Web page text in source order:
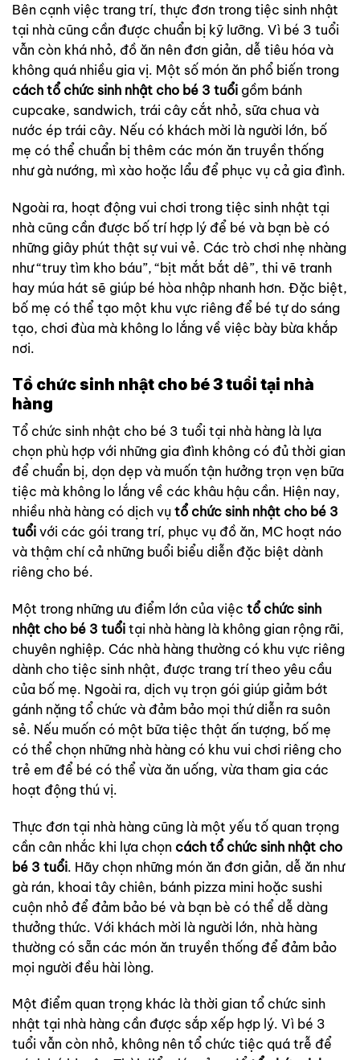
Bên cạnh việc trang trí, thực đơn trong tiệc sinh nhật
tại nhà cũng cần được chuẩn bị kỹ lưỡng. Vì bé 3 tuổi
vẫn còn khá nhỏ, đồ ăn nên đơn giản, dễ tiêu hóa và
không quá nhiều gia vị. Một số món ăn phổ biến trong
cách tổ chức sinh nhật cho bé 3 tuổi gồm bánh
cupcake, sandwich, trái cây cắt nhỏ, sữa chua và
nước ép trái cây. Nếu có khách mời là người lớn, bố
mẹ có thể chuẩn bị thêm các món ăn truyền thống
như gà nướng, mì xào hoặc lẩu để phục vụ cả gia đình.
Ngoài ra, hoạt động vui chơi trong tiệc sinh nhật tại
nhà cũng cần được bố trí hợp lý để bé và bạn bè có
những giây phút thật sự vui vẻ. Các trò chơi nhẹ nhàng
như “truy tìm kho báu”, “bịt mắt bắt dê”, thi vẽ tranh
hay múa hát sẽ giúp bé hòa nhập nhanh hơn. Đặc biệt,
bố mẹ có thể tạo một khu vực riêng để bé tự do sáng
tạo, chơi đùa mà không lo lắng về việc bày bừa khắp
nơi.
Tổ chức sinh nhật cho bé 3 tuổi tại nhà
hàng
Tổ chức sinh nhật cho bé 3 tuổi tại nhà hàng là lựa
chọn phù hợp với những gia đình không có đủ thời gian
để chuẩn bị, dọn dẹp và muốn tận hưởng trọn vẹn bữa
tiệc mà không lo lắng về các khâu hậu cần. Hiện nay,
nhiều nhà hàng có dịch vụ tổ chức sinh nhật cho bé 3
tuổi với các gói trang trí, phục vụ đồ ăn, MC hoạt náo
và thậm chí cả những buổi biểu diễn đặc biệt dành
riêng cho bé.
Một trong những ưu điểm lớn của việc tổ chức sinh
nhật cho bé 3 tuổi tại nhà hàng là không gian rộng rãi,
chuyên nghiệp. Các nhà hàng thường có khu vực riêng
dành cho tiệc sinh nhật, được trang trí theo yêu cầu
của bố mẹ. Ngoài ra, dịch vụ trọn gói giúp giảm bớt
gánh nặng tổ chức và đảm bảo mọi thứ diễn ra suôn
sẻ. Nếu muốn có một bữa tiệc thật ấn tượng, bố mẹ
có thể chọn những nhà hàng có khu vui chơi riêng cho
trẻ em để bé có thể vừa ăn uống, vừa tham gia các
hoạt động thú vị.
Thực đơn tại nhà hàng cũng là một yếu tố quan trọng
cần cân nhắc khi lựa chọn cách tổ chức sinh nhật cho
bé 3 tuổi. Hãy chọn những món ăn đơn giản, dễ ăn như
gà rán, khoai tây chiên, bánh pizza mini hoặc sushi
cuộn nhỏ để đảm bảo bé và bạn bè có thể dễ dàng
thưởng thức. Với khách mời là người lớn, nhà hàng
thường có sẵn các món ăn truyền thống để đảm bảo
mọi người đều hài lòng.
Một điểm quan trọng khác là thời gian tổ chức sinh
nhật tại nhà hàng cần được sắp xếp hợp lý. Vì bé 3
tuổi vẫn còn nhỏ, không nên tổ chức tiệc quá trễ để